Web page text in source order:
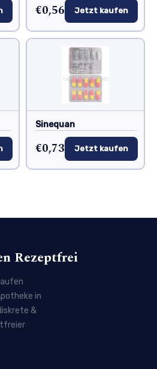
€0,56 Jetzt kaufen
Sinequan
€0,73 Jetzt kaufen
Rezeptfrei
in
&